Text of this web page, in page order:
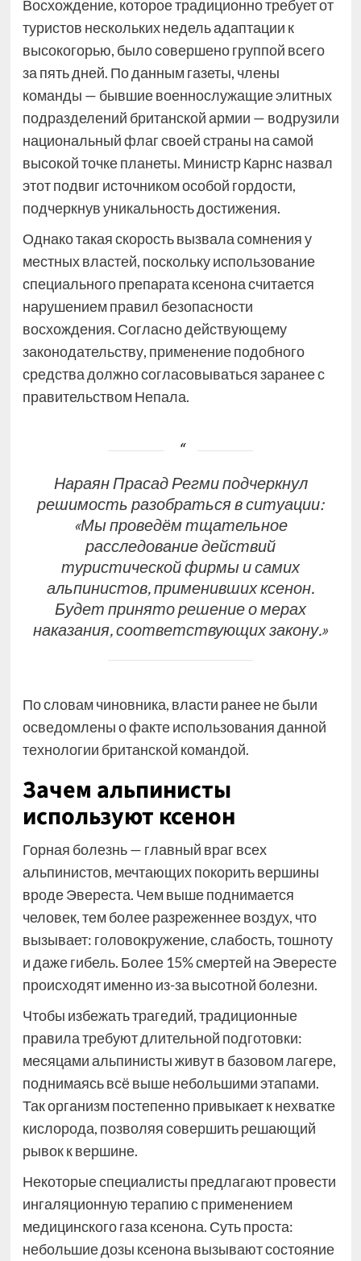
Восхождение, которое традиционно требует от
туристов нескольких недель адаптации к
высокогорью, было совершено группой всего
за пять дней. По данным газеты, члены
команды — бывшие военнослужащие элитных
подразделений британской армии — водрузили
национальный флаг своей страны на самой
высокой точке планеты. Министр Карнс назвал
этот подвиг источником особой гордости,
подчеркнув уникальность достижения.
Однако такая скорость вызвала сомнения у
местных властей, поскольку использование
специального препарата ксенона считается
нарушением правил безопасности
восхождения. Согласно действующему
законодательству, применение подобного
средства должно согласовываться заранее с
правительством Непала.
Нараян Прасад Регми подчеркнул
решимость разобраться в ситуации:
«Мы проведём тщательное
расследование действий
туристической фирмы и самих
альпинистов, применивших ксенон.
Будет принято решение о мерах
наказания, соответствующих закону.»
По словам чиновника, власти ранее не были
осведомлены о факте использования данной
технологии британской командой.
Зачем альпинисты
используют ксенон
Горная болезнь — главный враг всех
альпинистов, мечтающих покорить вершины
вроде Эвереста. Чем выше поднимается
человек, тем более разреженнее воздух, что
вызывает: головокружение, слабость, тошноту
и даже гибель. Более 15% смертей на Эвересте
происходят именно из-за высотной болезни.
Чтобы избежать трагедий, традиционные
правила требуют длительной подготовки:
месяцами альпинисты живут в базовом лагере,
поднимаясь всё выше небольшими этапами.
Так организм постепенно привыкает к нехватке
кислорода, позволяя совершить решающий
рывок к вершине.
Некоторые специалисты предлагают провести
ингаляционную терапию с применением
медицинского газа ксенона. Суть проста:
небольшие дозы ксенона вызывают состояние